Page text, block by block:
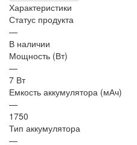
Характеристики
Статус продукта
—
В наличии
Мощность (Вт)
—
7 Вт
Емкость аккумулятора (мАч)
—
1750
Тип аккумулятора
—